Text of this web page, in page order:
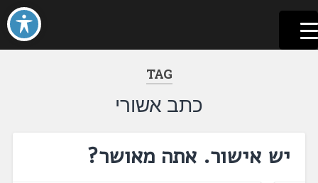
דלג
לתוכן
לשוניאדה
עברית. לשון. שפה
TAG
כתב אשורי
יש אישור. אתה מאושר?